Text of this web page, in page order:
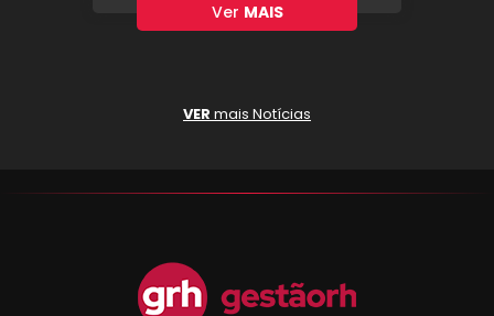
Ver MAIS
VER mais Notícias